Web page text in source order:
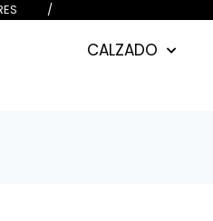
DE $150.000)
CALZADO